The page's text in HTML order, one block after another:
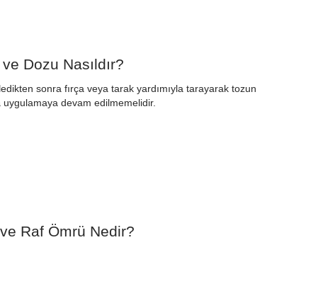
Dozu Nasıldır?
sonra fırça veya tarak yardımıyla tarayarak tozun
devam edilmemelidir.
Raf Ömrü Nedir?